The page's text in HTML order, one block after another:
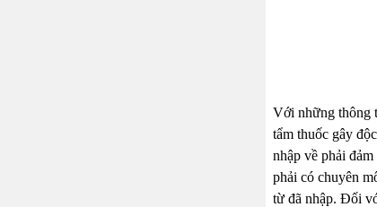
Với những thông
tẩm thuốc gây
nhập về phải
phải có chuyên
từ đã nhập. Đối